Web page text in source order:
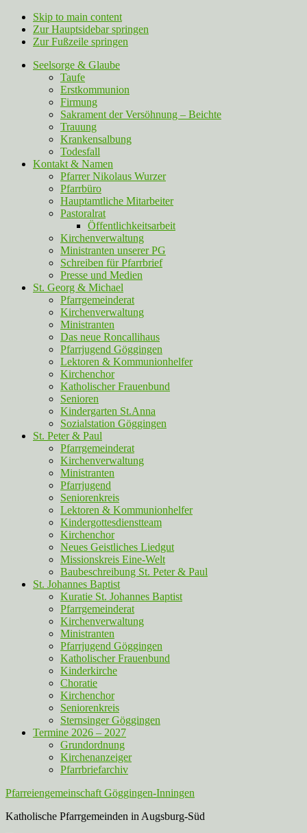
Skip to main content
Zur Hauptsidebar springen
Zur Fußzeile springen
Seelsorge & Glaube
Taufe
Erstkommunion
Firmung
Sakrament der Versöhnung – Beichte
Trauung
Krankensalbung
Todesfall
Kontakt & Namen
Pfarrer Nikolaus Wurzer
Pfarrbüro
Hauptamtliche Mitarbeiter
Pastoralrat
Öffentlichkeitsarbeit
Kirchenverwaltung
Ministranten unserer PG
Schreiben für Pfarrbrief
Presse und Medien
St. Georg & Michael
Pfarrgemeinderat
Kirchenverwaltung
Ministranten
Das neue Roncallihaus
Pfarrjugend Göggingen
Lektoren & Kommunionhelfer
Kirchenchor
Katholischer Frauenbund
Senioren
Kindergarten St.Anna
Sozialstation Göggingen
St. Peter & Paul
Pfarrgemeinderat
Kirchenverwaltung
Ministranten
Pfarrjugend
Seniorenkreis
Lektoren & Kommunionhelfer
Kindergottesdienstteam
Kirchenchor
Neues Geistliches Liedgut
Missionskreis Eine-Welt
Baubeschreibung St. Peter & Paul
St. Johannes Baptist
Kuratie St. Johannes Baptist
Pfarrgemeinderat
Kirchenverwaltung
Ministranten
Pfarrjugend Göggingen
Katholischer Frauenbund
Kinderkirche
Choratie
Kirchenchor
Seniorenkreis
Sternsinger Göggingen
Termine 2026 – 2027
Grundordnung
Kirchenanzeiger
Pfarrbriefarchiv
Pfarreiengemeinschaft Göggingen-Inningen
Katholische Pfarrgemeinden in Augsburg-Süd